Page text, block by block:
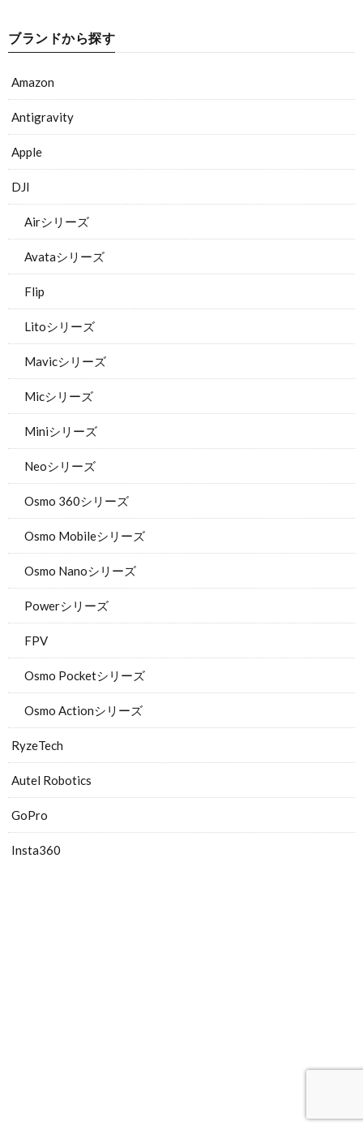
ブランドから探す
Amazon
Antigravity
Apple
DJI
Airシリーズ
Avataシリーズ
Flip
Litoシリーズ
Mavicシリーズ
Micシリーズ
Miniシリーズ
Neoシリーズ
Osmo 360シリーズ
Osmo Mobileシリーズ
Osmo Nanoシリーズ
Powerシリーズ
FPV
Osmo Pocketシリーズ
Osmo Actionシリーズ
RyzeTech
Autel Robotics
GoPro
Insta360